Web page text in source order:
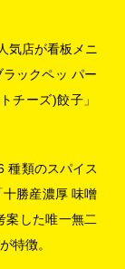
気店が看板メニ
ックペッ パー
チーズ)餃子」
種類のスパイス
勝産濃厚 味噌
案した唯一無二
特徴。